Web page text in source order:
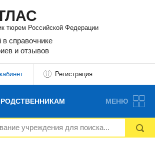
тюрем Российской Федерации
в справочнике
и отзывов
Регистрация
РОДСТВЕННИКАМ
АДВОКАТЫ
МЕНЮ